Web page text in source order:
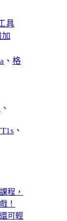
具
加
、 格
、
、
程，
！
可輕